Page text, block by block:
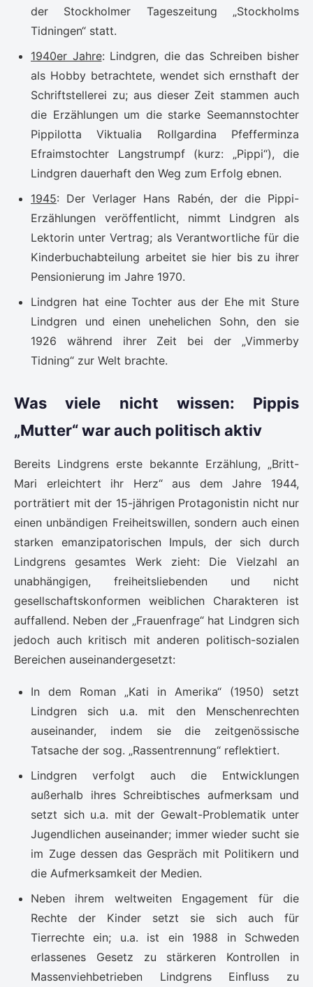
der Stockholmer Tageszeitung „Stockholms
Tidningen“ statt.
1940er Jahre: Lindgren, die das Schreiben bisher
als Hobby betrachtete, wendet sich ernsthaft der
Schriftstellerei zu; aus dieser Zeit stammen auch
die Erzählungen um die starke Seemannstochter
Pippilotta Viktualia Rollgardina Pfefferminza
Efraimstochter Langstrumpf (kurz: „Pippi“), die
Lindgren dauerhaft den Weg zum Erfolg ebnen.
1945: Der Verlager Hans Rabén, der die Pippi-
Erzählungen veröffentlicht, nimmt Lindgren als
Lektorin unter Vertrag; als Verantwortliche für die
Kinderbuchabteilung arbeitet sie hier bis zu ihrer
Pensionierung im Jahre 1970.
Lindgren hat eine Tochter aus der Ehe mit Sture
Lindgren und einen unehelichen Sohn, den sie
1926 während ihrer Zeit bei der „Vimmerby
Tidning“ zur Welt brachte.
Was viele nicht wissen: Pippis
„Mutter“ war auch politisch aktiv
Bereits Lindgrens erste bekannte Erzählung, „Britt-
Mari erleichtert ihr Herz“ aus dem Jahre 1944,
porträtiert mit der 15-jährigen Protagonistin nicht nur
einen unbändigen Freiheitswillen, sondern auch einen
starken emanzipatorischen Impuls, der sich durch
Lindgrens gesamtes Werk zieht: Die Vielzahl an
unabhängigen, freiheitsliebenden und nicht
gesellschaftskonformen weiblichen Charakteren ist
auffallend. Neben der „Frauenfrage“ hat Lindgren sich
jedoch auch kritisch mit anderen politisch-sozialen
Bereichen auseinandergesetzt:
In dem Roman „Kati in Amerika“ (1950) setzt
Lindgren sich u.a. mit den Menschenrechten
auseinander, indem sie die zeitgenössische
Tatsache der sog. „Rassentrennung“ reflektiert.
Lindgren verfolgt auch die Entwicklungen
außerhalb ihres Schreibtisches aufmerksam und
setzt sich u.a. mit der Gewalt-Problematik unter
Jugendlichen auseinander; immer wieder sucht sie
im Zuge dessen das Gespräch mit Politikern und
die Aufmerksamkeit der Medien.
Neben ihrem weltweiten Engagement für die
Rechte der Kinder setzt sie sich auch für
Tierrechte ein; u.a. ist ein 1988 in Schweden
erlassenes Gesetz zu stärkeren Kontrollen in
Massenviehbetrieben Lindgrens Einfluss zu